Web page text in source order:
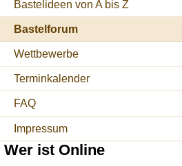
Bastelideen von A bis Z
Bastelforum
Wettbewerbe
Terminkalender
FAQ
Impressum
Wer ist Online